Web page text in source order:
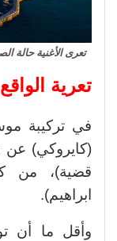
تعرى الأغنية حالة
تعرية الواقع
في تركيبة
(كايروكي) عن
قضية)، من
ابراهيم).
وأقل ما أن